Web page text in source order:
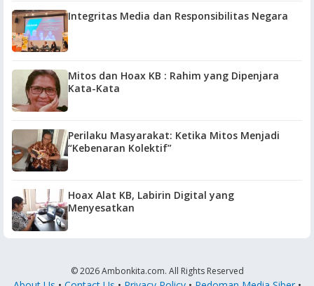
Integritas Media dan Responsibilitas Negara
Mitos dan Hoax KB : Rahim yang Dipenjara
Kata-Kata
Perilaku Masyarakat: Ketika Mitos Menjadi
“Kebenaran Kolektif”
Hoax Alat KB, Labirin Digital yang
Menyesatkan
© 2026 Ambonkita.com. All Rights Reserved